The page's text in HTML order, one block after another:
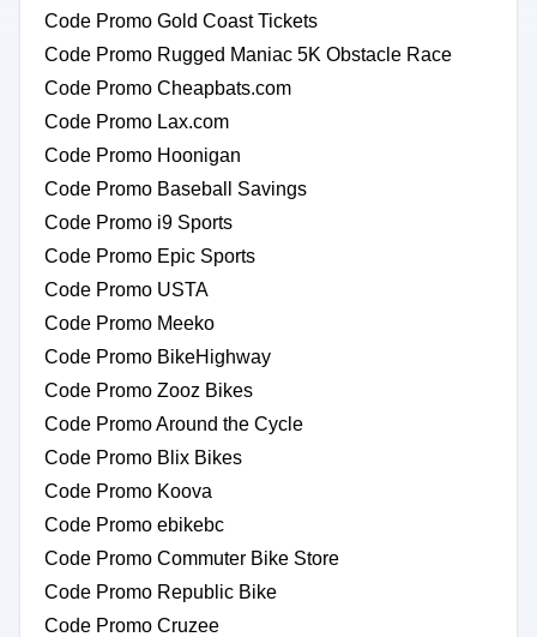
Code Promo Gold Coast Tickets
Code Promo Rugged Maniac 5K Obstacle Race
Code Promo Cheapbats.com
Code Promo Lax.com
Code Promo Hoonigan
Code Promo Baseball Savings
Code Promo i9 Sports
Code Promo Epic Sports
Code Promo USTA
Code Promo Meeko
Code Promo BikeHighway
Code Promo Zooz Bikes
Code Promo Around the Cycle
Code Promo Blix Bikes
Code Promo Koova
Code Promo ebikebc
Code Promo Commuter Bike Store
Code Promo Republic Bike
Code Promo Cruzee